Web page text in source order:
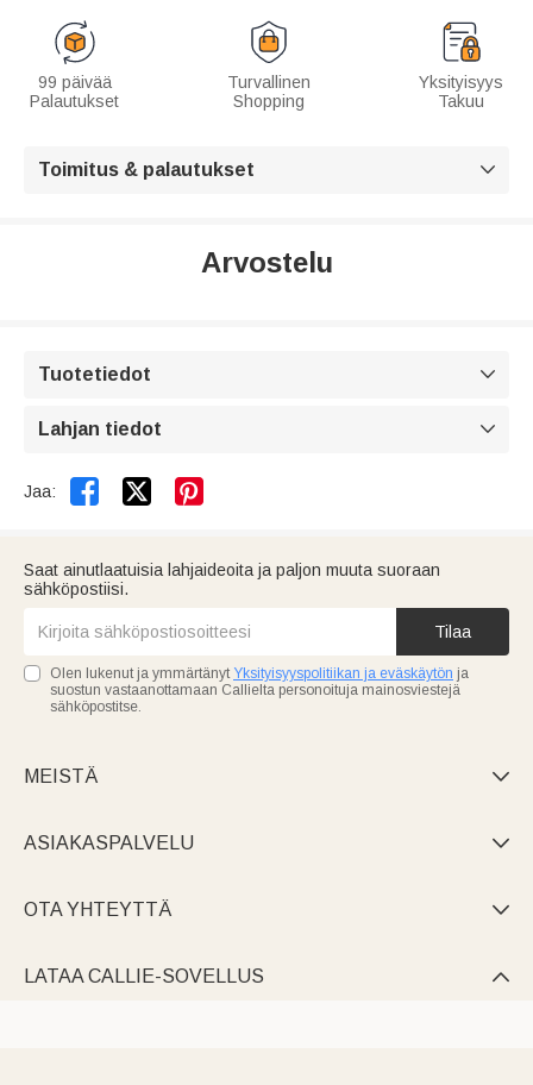
99 päivää
Palautukset
Turvallinen
Shopping
Yksityisyys
Takuu
Toimitus & palautukset 
Arvostelu
Tuotetiedot 
Lahjan tiedot 
Jaa:  
Saat ainutlaatuisia lahjaideoita ja paljon muuta suoraan
sähköpostiisi.
Tilaa
Olen lukenut ja ymmärtänyt Yksityisyyspolitiikan ja eväskäytön ja
suostun vastaanottamaan Callielta personoituja mainosviestejä
sähköpostitse.
MEISTÄ 
ASIAKASPALVELU 
OTA YHTEYTTÄ 
LATAA CALLIE-SOVELLUS 